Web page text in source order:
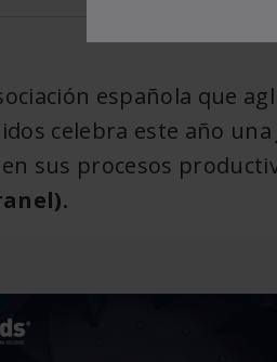
española que
celebra este año una
sus procesos